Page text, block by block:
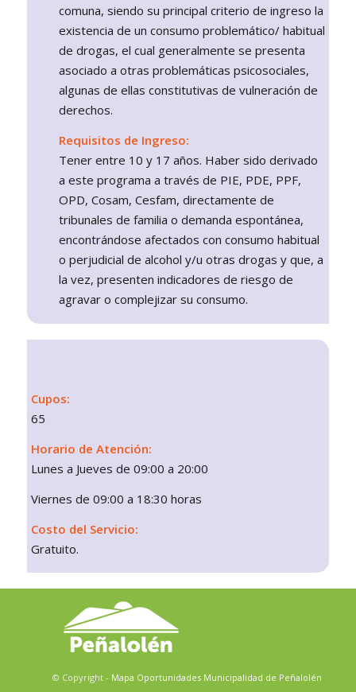
comuna, siendo su principal criterio de ingreso la
existencia de un consumo problemático/ habitual
de drogas, el cual generalmente se presenta
asociado a otras problemáticas psicosociales,
algunas de ellas constitutivas de vulneración de
derechos.
Requisitos de Ingreso:
Tener entre 10 y 17 años. Haber sido derivado
a este programa a través de PIE, PDE, PPF,
OPD, Cosam, Cesfam, directamente de
tribunales de familia o demanda espontánea,
encontrándose afectados con consumo habitual
o perjudicial de alcohol y/u otras drogas y que, a
la vez, presenten indicadores de riesgo de
agravar o complejizar su consumo.
Cupos:
65
Horario de Atención:
Lunes a Jueves de 09:00 a 20:00
Viernes de 09:00 a 18:30 horas
Costo del Servicio:
Gratuito.
© Copyright - Mapa Oportunidades Municipalidad de Peñalolén